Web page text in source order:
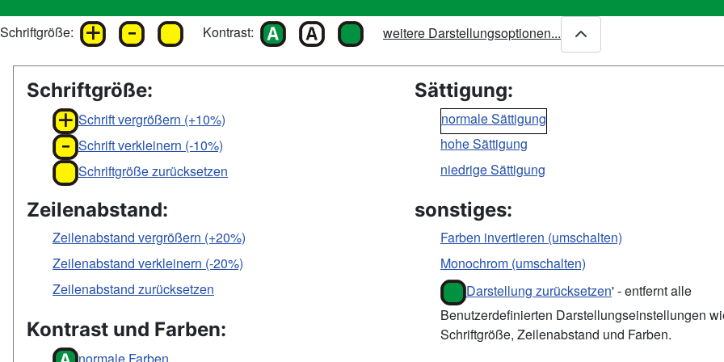
Schriftgröße: Kontrast: weitere Darstellungsoptionen...
Schriftgröße:
Schrift vergrößern (+10%)
Schrift verkleinern (-10%)
Schriftgröße zurücksetzen
Zeilenabstand:
Zeilenabstand vergrößern (+20%)
Zeilenabstand verkleinern (-20%)
Zeilenabstand zurücksetzen
Kontrast und Farben:
Sättigung:
normale Sättigung
hohe Sättigung
niedrige Sättigung
sonstiges:
Farben invertieren (umschalten)
Monochrom (umschalten)
Darstellung zurücksetzen' - entfernt alle
Benutzerdefinierten Darstellungseinstellungen
Schriftgröße, Zeilenabstand und Farben.